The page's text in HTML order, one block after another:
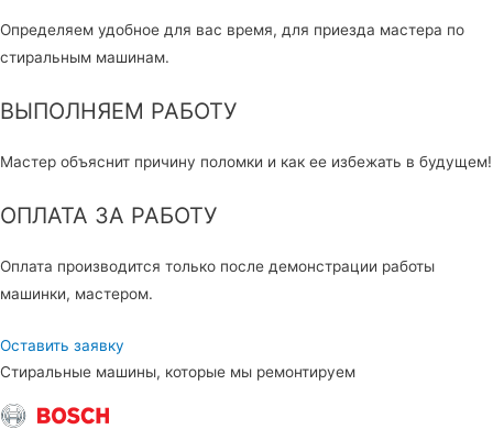
Определяем удобное для вас время, для приезда мастера по
стиральным машинам.
ВЫПОЛНЯЕМ РАБОТУ
Мастер объяснит причину поломки и как ее избежать в будущем!
ОПЛАТА ЗА РАБОТУ
Оплата производится только после демонстрации работы
машинки, мастером.
Оставить заявку
Стиральные машины, которые мы ремонтируем